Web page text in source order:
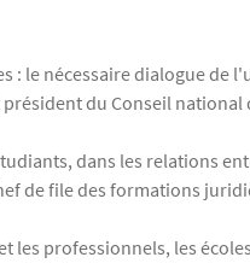
: le nécessaire dialogue de
du Conseil national
dans les relations
de file des formations
les professionnels, les